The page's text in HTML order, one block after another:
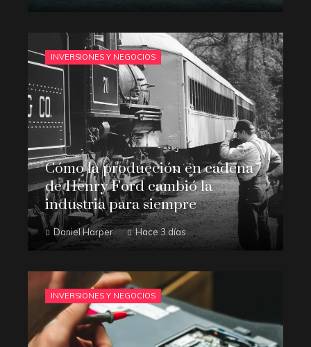
INVERSIONES Y NEGOCIOS
Cómo la producción en cadena
de Henry Ford cambió la
industria para siempre
Daniel Harper Hace 3 días
INVERSIONES Y NEGOCIOS